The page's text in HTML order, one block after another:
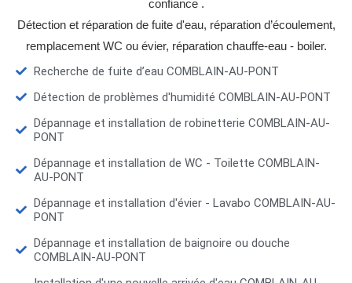
confiance .
Détection et réparation de fuite d'eau, réparation d’écoulement,
remplacement WC ou évier, réparation chauffe-eau - boiler.
Recherche de fuite d’eau COMBLAIN-AU-PONT
Détection de problèmes d'humidité COMBLAIN-AU-PONT
Dépannage et installation de robinetterie COMBLAIN-AU-
PONT
Dépannage et installation de WC - Toilette COMBLAIN-
AU-PONT
Dépannage et installation d'évier - Lavabo COMBLAIN-AU-
PONT
Dépannage et installation de baignoire ou douche
COMBLAIN-AU-PONT